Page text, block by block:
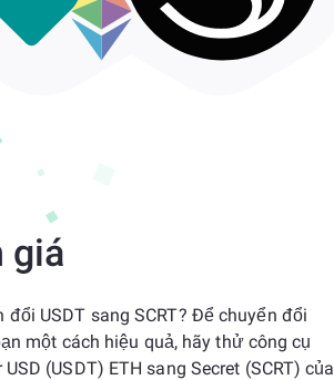
giá
đổi USDT sang SCRT? Để chuyển đổi
một cách hiệu quả, hãy thử công cụ
(USDT) ETH sang Secret (SCRT) của